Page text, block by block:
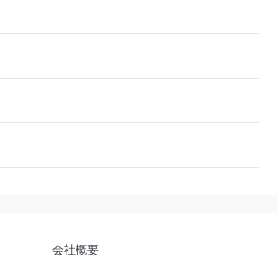
会社概要